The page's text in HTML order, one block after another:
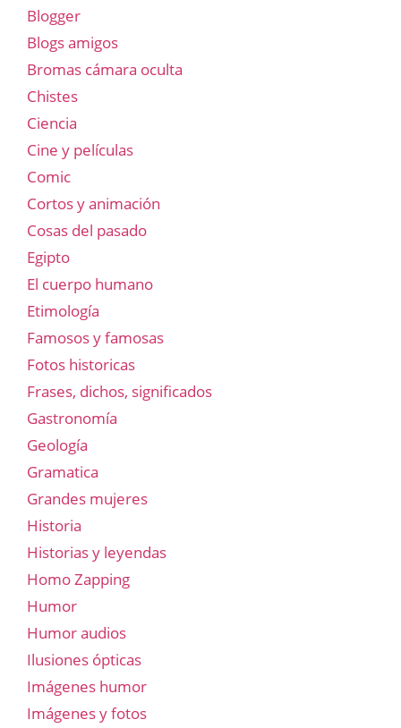
Blogger
Blogs amigos
Bromas cámara oculta
Chistes
Ciencia
Cine y películas
Comic
Cortos y animación
Cosas del pasado
Egipto
El cuerpo humano
Etimología
Famosos y famosas
Fotos historicas
Frases, dichos, significados
Gastronomía
Geología
Gramatica
Grandes mujeres
Historia
Historias y leyendas
Homo Zapping
Humor
Humor audios
Ilusiones ópticas
Imágenes humor
Imágenes y fotos